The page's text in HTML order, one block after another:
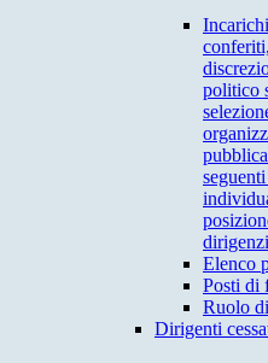
politico
Elenco
Posti di
Ruolo
Dirigenti